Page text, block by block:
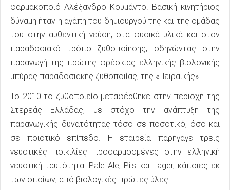
φαρμακοποιό Αλέξανδρο Κουμάντο. Βασική κινητήριος
δύναμη ήταν η αγάπη του δημιουργού της και της ομάδας
του στην αυθεντική γεύση, στα φυσικά υλικά και στον
παραδοσιακό τρόπο ζυθοποίησης, οδηγώντας στην
παραγωγή της πρώτης φρέσκιας ελληνικής βιολογικής
μπύρας παραδοσιακής ζυθοποιίας, της «Πειραϊκής».
Το 2010 το ζυθοποιείο μεταφέρθηκε στην περιοχή της
Στερεάς Ελλάδας, με στόχο την ανάπτυξη της
παραγωγικής δυνατότητας τόσο σε ποσοτικό, όσο και
σε ποιοτικό επίπεδο. Η εταιρεία παρήγαγε τρεις
γευστικές ποικιλίες προσαρμοσμένες στην ελληνική
γευστική ταυτότητα: Pale Ale, Pils και Lager, κάποιες εκ
των οποίων, από βιολογικές πρώτες ύλες.